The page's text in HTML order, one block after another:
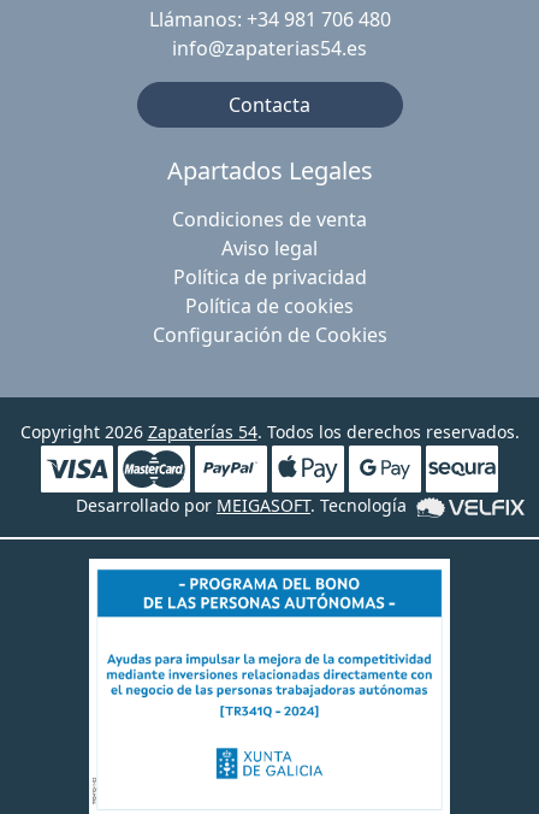
Llámanos: +34 981 706 480
info@zapaterias54.es
Contacta
Apartados Legales
Condiciones de venta
Aviso legal
Política de privacidad
Política de cookies
Configuración de Cookies
Copyright 2026 Zapaterías 54. Todos los derechos reservados.
Desarrollado por MEIGASOFT. Tecnología